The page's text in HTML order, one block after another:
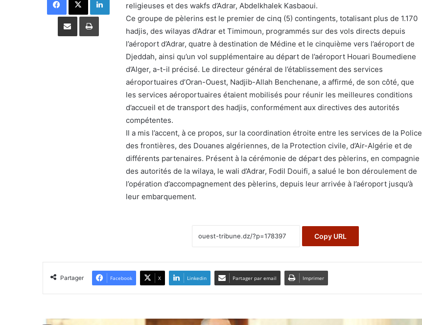
religieuses et des wakfs d’Adrar, Abdelkhalek Kasbaoui.
Ce groupe de pèlerins est le premier de cinq (5) contingents, totalisant plus de 1.170
hadjis, des wilayas d’Adrar et Timimoun, programmés sur des vols directs depuis
l’aéroport d’Adrar, quatre à destination de Médine et le cinquième vers l’aéroport de
Djeddah, ainsi qu’un vol supplémentaire au départ de l’aéroport Houari Boumediene
d’Alger, a-t-il précisé. Le directeur général de l’établissement des services
aéroportuaires d’Oran-Ouest, Nadjib-Allah Benchenane, a affirmé, de son côté, que
les services aéroportuaires étaient mobilisés pour réunir les meilleures conditions
d’accueil et de transport des hadjis, conformément aux directives des autorités
compétentes.
Il a mis l’accent, à ce propos, sur la coordination étroite entre les services de la Police
des frontières, des Douanes algériennes, de la Protection civile, d’Air-Algérie et de
différents partenaires. Présent à la cérémonie de départ des pèlerins, en compagnie
des autorités de la wilaya, le wali d’Adrar, Fodil Douifi, a salué le bon déroulement de
l’opération d’accompagnement des pèlerins, depuis leur arrivée à l’aéroport jusqu’à
leur embarquement.
Copy URL
Partager par email Imprimer
Partager Facebook X Linkedin Partager par email Imprimer